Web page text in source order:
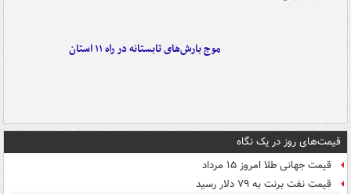
موج بارش‌های تابستانه در راه ۱۱ استان
قیمت‌های روز در یک نگاه
قیمت جهانی طلا امروز ۱۵ مرداد
قیمت نفت برنت به ۷۹ دلار رسید